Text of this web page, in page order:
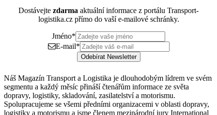
Dostávejte zdarma aktuální informace z portálu Transport-
logistika.cz přímo do vaší e-mailové schránky.
Jméno*
E-mail*
Odebírat Newsletter
Náš Magazín Transport a Logistika je dlouhodobým lídrem ve svém
segmentu a každý měsíc přináší čtenářům informace ze světa
dopravy, logistiky, skladování, zasilatelství a motorismu.
Spolupracujeme se všemi předními organizacemi v oblasti dopravy,
logistiky a motorismu a jsme členem mezinárodní jury International